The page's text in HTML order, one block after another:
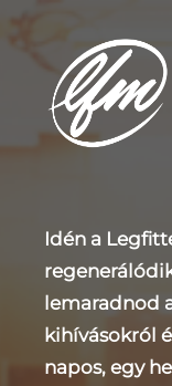
Idén a
lemaradnod
kihívásokról
napos, egy